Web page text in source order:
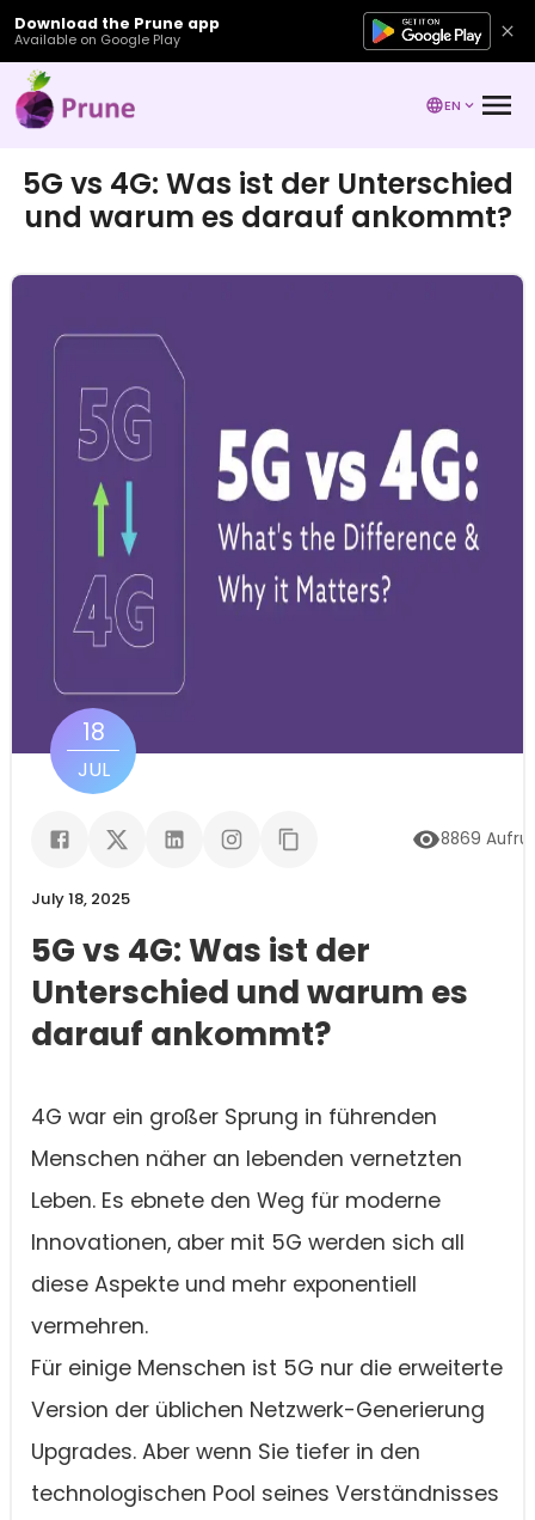
Download the Prune app
Available on Google Play
EN
5G vs 4G: Was ist der Unterschied
und warum es darauf ankommt?
18
JUL
8869
July 18, 2025
5G vs 4G: Was ist der
Unterschied und warum es
darauf ankommt?
4G war ein großer Sprung in führenden
Menschen näher an lebenden vernetzten
Leben. Es ebnete den Weg für moderne
Innovationen, aber mit 5G werden sich all
diese Aspekte und mehr exponentiell
vermehren.
Für einige Menschen ist 5G nur die erweiterte
Version der üblichen Netzwerk-Generierung
Upgrades. Aber wenn Sie tiefer in den
technologischen Pool seines Verständnisses